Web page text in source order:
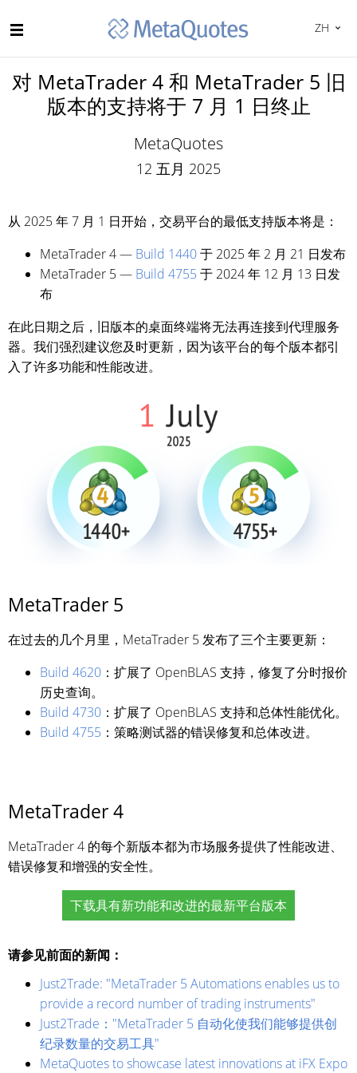
ZH
对 MetaTrader 4 和 MetaTrader 5 旧
版本的支持将于 7 月 1 日终止
MetaQuotes
12 五月 2025
从 2025 年 7 月 1 日开始，交易平台的最低支持版本将是：
MetaTrader 4 — Build 1440于 2025 年 2 月 21 日发布
MetaTrader 5 — Build 4755 于 2024 年 12 月 13 日发
布
在此日期之后，旧版本的桌面终端将无法再连接到代理服务
器。我们强烈建议您及时更新，因为该平台的每个版本都引
入了许多功能和性能改进。
MetaTrader 5
在过去的几个月里，MetaTrader 5 发布了三个主要更新：
Build 4620 ：扩展了 OpenBLAS 支持，修复了分时报价
历史查询。
Build 4730 ：扩展了 OpenBLAS 支持和总体性能优化。
Build 4755 ：策略测试器的错误修复和总体改进。
MetaTrader 4
MetaTrader 4 的每个新版本都为市场服务提供了性能改进、
错误修复和增强的安全性。
下载具有新功能和改进的最新平台版本
请参见前面的新闻：
Just2Trade: "MetaTrader 5 Automations enables us to
provide a record number of trading instruments"
Just2Trade："MetaTrader 5 自动化使我们能够提供创
纪录数量的交易工具"
MetaQuotes to showcase latest innovations at iFX Expo